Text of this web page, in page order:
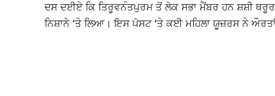
ਦਸ ਦਈਏ ਕਿ ਤਿਰੂਵਨੰਤਪੁਰਮ ਤੋਂ ਲੋਕ ਸਭਾ ਮੈਂਬਰ ਹਨ ਸ਼ਸ਼ੀ
ਨਿਸ਼ਾਨੇ ‘ਤੇ ਲਿਆ। ਇਸ ਪੋਸਟ ‘ਤੇ ਕਈ ਮਹਿਲਾ ਯੂਜ਼ਰਸ ਨੇ